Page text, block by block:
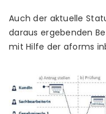
Auch der aktuelle
daraus ergebenden
mit Hilfe der aforms